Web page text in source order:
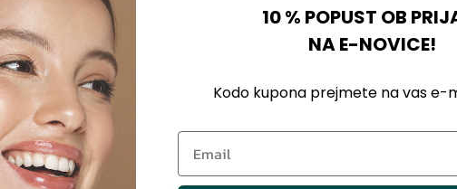
10 % POPUST OB
NA E-NOVICE!
Kodo kupona prejmete na vas e-
Email